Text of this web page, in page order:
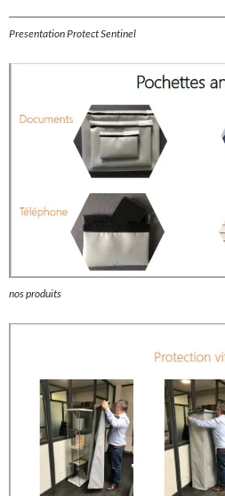
Presentation Protect Sentinel
nos produits